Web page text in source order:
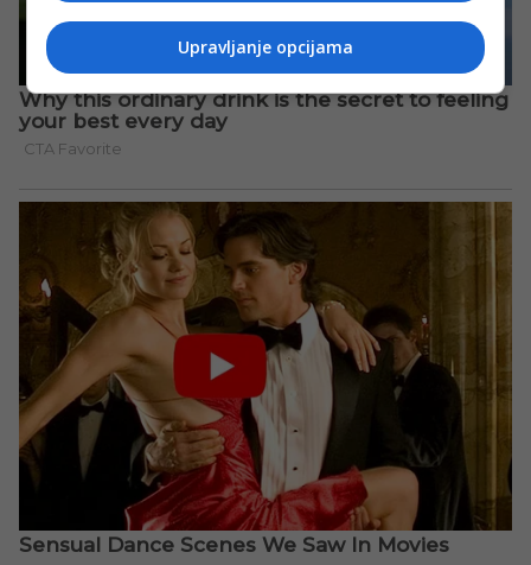
Upravljanje opcijama